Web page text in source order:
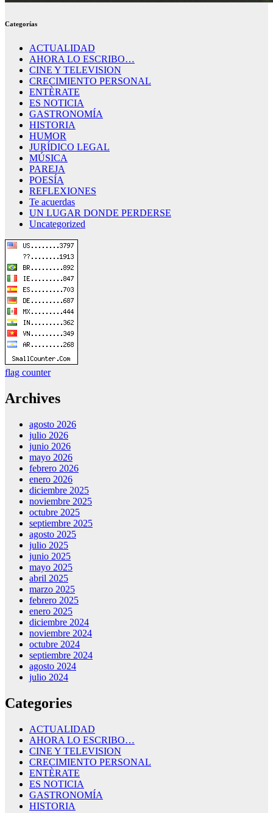
Categorías
ACTUALIDAD
AHORA LO ESCRIBO…
CINE Y TELEVISION
CRECIMIENTO PERSONAL
ENTÈRATE
ES NOTICIA
GASTRONOMÍA
HISTORIA
HUMOR
JURÍDICO LEGAL
MÚSICA
PAREJA
POESÍA
REFLEXIONES
Te acuerdas
UN LUGAR DONDE PERDERSE
Uncategorized
flag counter
Archives
agosto 2026
julio 2026
junio 2026
mayo 2026
febrero 2026
enero 2026
diciembre 2025
noviembre 2025
octubre 2025
septiembre 2025
agosto 2025
julio 2025
junio 2025
mayo 2025
abril 2025
marzo 2025
febrero 2025
enero 2025
diciembre 2024
noviembre 2024
octubre 2024
septiembre 2024
agosto 2024
julio 2024
Categories
ACTUALIDAD
AHORA LO ESCRIBO…
CINE Y TELEVISION
CRECIMIENTO PERSONAL
ENTÈRATE
ES NOTICIA
GASTRONOMÍA
HISTORIA